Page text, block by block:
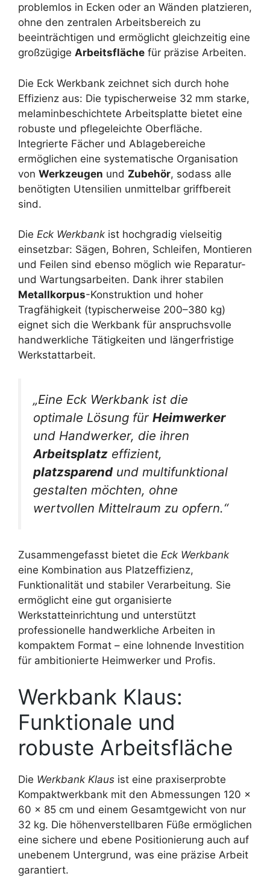
problemlos in Ecken oder an Wänden platzieren,
ohne den zentralen Arbeitsbereich zu
beeinträchtigen und ermöglicht gleichzeitig eine
großzügige Arbeitsfläche für präzise Arbeiten.
Die Eck Werkbank zeichnet sich durch hohe
Effizienz aus: Die typischerweise 32 mm starke,
melaminbeschichtete Arbeitsplatte bietet eine
robuste und pflegeleichte Oberfläche.
Integrierte Fächer und Ablagebereiche
ermöglichen eine systematische Organisation
von Werkzeugen und Zubehör, sodass alle
benötigten Utensilien unmittelbar griffbereit
sind.
Die Eck Werkbank ist hochgradig vielseitig
einsetzbar: Sägen, Bohren, Schleifen, Montieren
und Feilen sind ebenso möglich wie Reparatur-
und Wartungsarbeiten. Dank ihrer stabilen
Metallkorpus-Konstruktion und hoher
Tragfähigkeit (typischerweise 200–380 kg)
eignet sich die Werkbank für anspruchsvolle
handwerkliche Tätigkeiten und längerfristige
Werkstattarbeit.
„Eine Eck Werkbank ist die
optimale Lösung für Heimwerker
und Handwerker, die ihren
Arbeitsplatz effizient,
platzsparendund multifunktional
gestalten möchten, ohne
wertvollen Mittelraum zu opfern.“
Zusammengefasst bietet die Eck Werkbank
eine Kombination aus Platzeffizienz,
Funktionalität und stabiler Verarbeitung. Sie
ermöglicht eine gut organisierte
Werkstatteinrichtung und unterstützt
professionelle handwerkliche Arbeiten in
kompaktem Format – eine lohnende Investition
für ambitionierte Heimwerker und Profis.
Werkbank Klaus:
Funktionale und
robuste Arbeitsfläche
Die Werkbank Klaus ist eine praxiserprobte
Kompaktwerkbank mit den Abmessungen 120 x
60 x 85 cm und einem Gesamtgewicht von nur
32 kg. Die höhenverstellbaren Füße ermöglichen
eine sichere und ebene Positionierung auch auf
unebenem Untergrund, was eine präzise Arbeit
garantiert.